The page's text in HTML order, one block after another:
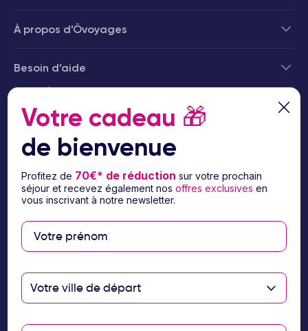
À propos d’Ôvoyages
Besoin d’aide
Paiement sécurisé
fois par carte
notre partenaire
Floa
Votre cadeau 🎁
de bienvenue
Profitez de 70€* de réduction sur votre prochain
séjour et recevez également nosoffres exclusives en
vous inscrivant à notre newsletter.
Votre ville de départ